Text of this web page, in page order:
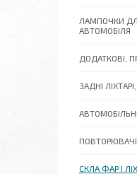
ЛАМПОЧКИ
АВТОМОБІЛЯ
ДОДАТКОВІ,
ЗАДНІ
СКЛА ФАР І